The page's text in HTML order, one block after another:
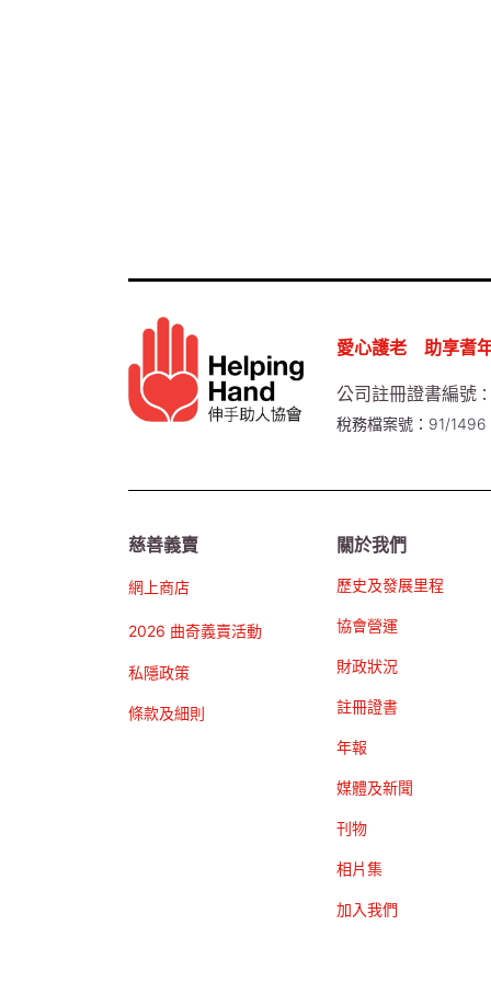
愛心護老 助享耆
公司註冊證書編號
稅務檔案號：91/1496
慈善義賣
網上商店
2026 曲奇義賣活動
私隱政策
條款及細則
關於我們
歷史及發展里程
協會營運
財政狀況
註冊證書
年報
媒體及新聞
刊物
相片集
加入我們